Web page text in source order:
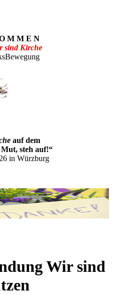
M M E N
sind Kirche
auf dem
steh auf!“
in Würzburg
Wir sind